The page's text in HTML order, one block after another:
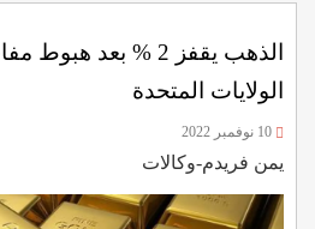
الذهب يقفز 2 % بعد
الولايات المتحدة
يمن فريدم-وكالات